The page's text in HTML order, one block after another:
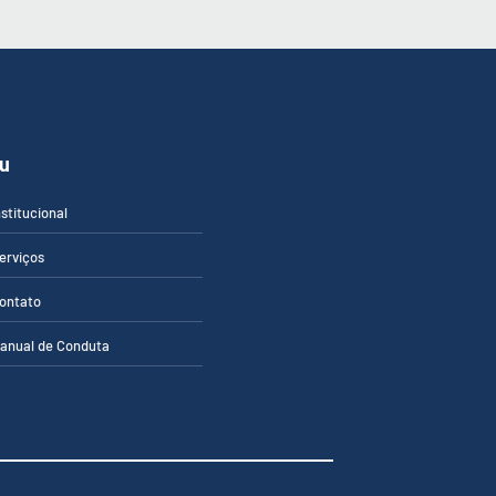
de Conduta